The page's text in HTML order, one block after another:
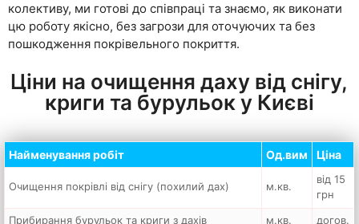
колективу, ми готові до співпраці та знаємо, як виконати
цю роботу якісно, без загрози для оточуючих та без
пошкодження покрівельного покриття.
Ціни на очищення даху від снігу,
криги та бурульок у Києві
Найменування робіт Од.вим Ціна
Очищення покрівлі від снігу (похилий дах) м.кв.
від 15
грн
Прибирання бурульок та криги з дахів
м.кв.
догов.